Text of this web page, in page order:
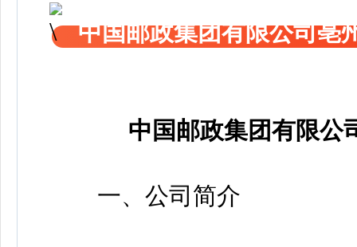
中国邮政集团有限公司亳
中国邮政集团有限公
一、公司简介